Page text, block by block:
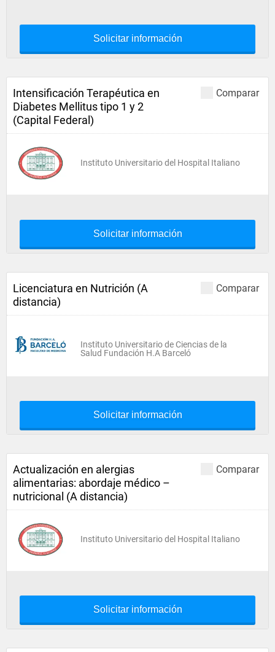
Solicitar información
Comparar
Intensificación Terapéutica en
Diabetes Mellitus tipo 1 y 2
(Capital Federal)
Instituto Universitario del Hospital Italiano
Solicitar información
Comparar
Licenciatura en Nutrición (A
distancia)
Instituto Universitario de Ciencias de la
Salud Fundación H.A Barceló
Solicitar información
Comparar
Actualización en alergias
alimentarias: abordaje médico –
nutricional (A distancia)
Instituto Universitario del Hospital Italiano
Solicitar información